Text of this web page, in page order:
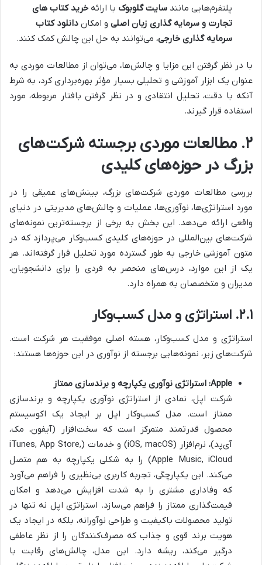
پلتفرم‌هایی مانند سایت گلوبوک با ارائه خرید کتاب‌ های
تجارت و سرمایه گذاری زبان اصلی و امکان دانلود کتاب
سرمایه گذاری خارجی، می‌توانند به حل این چالش کمک کنند.
با در نظر گرفتن این مزایا و چالش‌ها، می‌توان از مطالعات موردی به
عنوان یک ابزار آموزشی و تحلیلی بسیار مؤثر بهره‌برداری کرد، به شرط
آنکه با دقت، تحلیل انتقادی و در نظر گرفتن بافتار مربوطه، مورد
استفاده قرار گیرند.
۲. مطالعات موردی برجسته شرکت‌های
بزرگ در حوزه‌های کلیدی
بررسی مطالعات موردی شرکت‌های بزرگ، بینش‌های عمیقی را در
مورد استراتژی‌ها، نوآوری‌ها، عملیات و چالش‌های مدیریتی در دنیای
واقعی ارائه می‌دهد. این بخش به برخی از برجسته‌ترین نمونه‌های
شرکت‌های بین‌المللی در حوزه‌های کلیدی کسب‌وکار می‌پردازد که در
متون آموزشی خارجی به طور گسترده مورد تحلیل قرار گرفته‌اند. هر
یک از این موارد، درس‌های منحصر به فردی را برای دانشجویان،
مدیران و متخصصان به همراه دارد.
۲.۱. استراتژی و مدل کسب‌وکار
استراتژی و مدل کسب‌وکار، هسته اصلی موفقیت هر شرکت است.
شرکت‌های زیر، نمونه‌هایی برجسته از نوآوری در این حوزه‌ها هستند:
Apple: استراتژی نوآوری یکپارچه و برندسازی ممتاز
شرکت اپل، نمادی از استراتژی نوآوری یکپارچه و برندسازی
ممتاز است. مدل کسب‌وکار اپل بر ایجاد یک اکوسیستم
محصول قدرتمند متمرکز است که سخت‌افزار (آیفون، مک،
آی‌پد)، نرم‌افزار (iOS, macOS) و خدمات (iTunes, App Store,
Apple Music, iCloud) را به شکلی یکپارچه به هم متصل
می‌کند. این یکپارچگی، تجربه کاربری بی‌نظیری را فراهم می‌آورد
که وفاداری مشتری را به شدت افزایش می‌دهد و امکان
قیمت‌گذاری ممتاز را فراهم می‌سازد. استراتژی اپل نه تنها در
تولید محصولات باکیفیت و طراحی نوآورانه، بلکه در ایجاد یک
هویت برند قوی و جذاب که مصرف‌کنندگان را از نظر عاطفی
درگیر می‌کند، ریشه دارد. این مدل، چالش‌های رقابت با